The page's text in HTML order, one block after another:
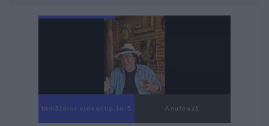
Următorul videoclip în 3 Anulează